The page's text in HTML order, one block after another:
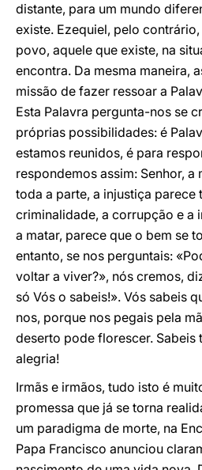
distante, para um mundo
existe. Ezequiel, pelo
povo, aquele que existe, na
encontra. Da mesma maneira,
missão de fazer ressoar a
Esta Palavra pergunta-nos se
próprias possibilidades: é
estamos reunidos, é para
respondemos assim: Senhor, a
toda a parte, a injustiça parece
criminalidade, a corrupção e a
a matar, parece que o bem se
entanto, se nos perguntais:
voltar a viver?», nós cremos,
só Vós o sabeis!». Vós sabeis
nos, porque nos pegais pela
deserto pode florescer. Sabeis
alegria!
Irmãs e irmãos, tudo isto é
promessa que já se torna
um paradigma de morte, na
Papa Francisco anunciou